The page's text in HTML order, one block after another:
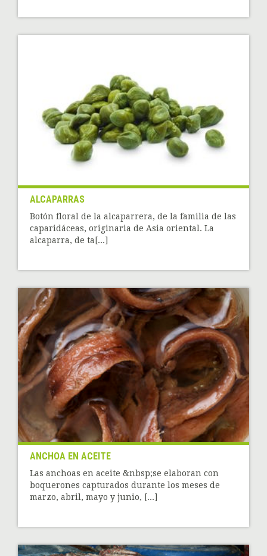
ALCAPARRAS
Botón floral de la alcaparrera, de la familia de las
caparidáceas, originaria de Asia oriental. La
alcaparra, de ta[...]
ANCHOA EN ACEITE
Las anchoas en aceite &nbsp;se elaboran con
boquerones capturados durante los meses de
marzo, abril, mayo y junio, [...]